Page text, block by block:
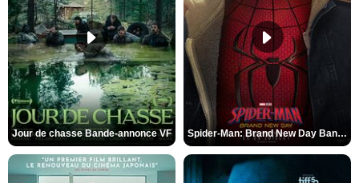
Jour de chasse Bande-annonce VF Spider-Man: Brand New Day Bande-annonce (3) VO STFR